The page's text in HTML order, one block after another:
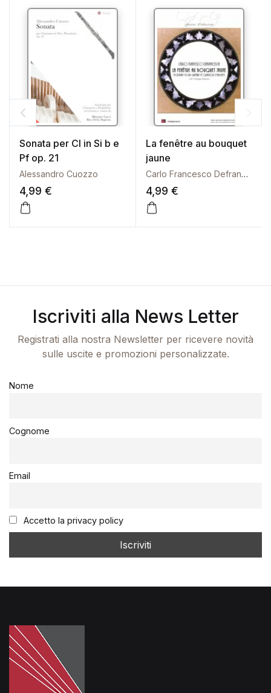
Sonata per Cl in Si b e
Pf op. 21
Alessandro Cuozzo
4,99 €
Questo prodotto ha più varianti. Le opzioni possono
La fenêtre au bouquet
jaune
Carlo Francesco Defranceschi
4,99 €
Iscriviti alla News Letter
Registrati alla nostra Newsletter per ricevere novità
sulle uscite e promozioni personalizzate.
Nome
Cognome
Email
Accetto la privacy policy